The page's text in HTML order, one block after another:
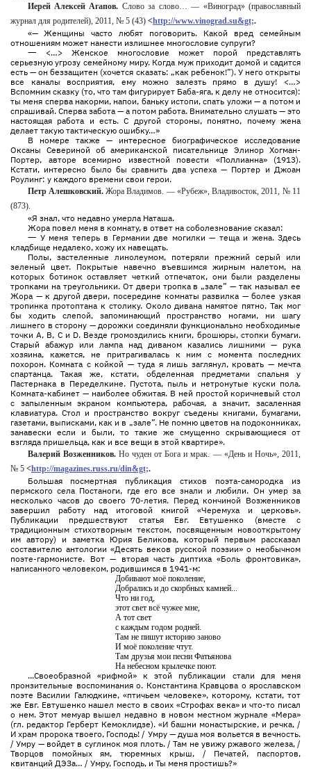
Иерей Алексей Агапов. Слово за слово… — «Виноград» (православный
журнал для родителей), 2011, № 5 (43) <http://www.vinograd.su&gt;.
«— Женщины часто любят поговорить. Какой вред семейным
отношениям может нанести излишнее многословие супруги?
—
<…> Женское многословие может порой представлять
серьезную угрозу семейному миру. Когда муж приходит домой и садится
есть — он беззащитен (хочется сказать: „как ребенок!”). У него открыты
все каналы восприятия, ему можно залезть прямо в душу! <…>
Вспомним сказку (то, что там фигурирует Баба-яга, к делу не относится):
ты меня сперва накорми, напои, баньку истопи, спать уложи — а потом и
спрашивай. Сперва забота — а потом работа. Внимательно слушать — это
настоящая работа и есть. С другой стороны, понятно, почему жена
делает такую тактическую ошибку…»
В номере также — интересное биографическое исследование
Оксаны Севериной об американской писательнице Элинор Хогман-
Портер, авторе всемирно известной повести «Поллианна» (1913).
Кстати, интересно было бы сравнить два успеха — Портер и Джоан
Роулинг: у каждого времени свои герои.
Петр Алешковский.Жора Владимов. — «Рубеж», Владивосток, 2011, № 11
(873).
«Я знал, что недавно умерла Наташа.
Жора повел меня в комнату, в ответ на соболезнование сказал:
—У меня теперь в Германии две могилки — теща и жена. Здесь
кладбище недалеко, хожу их навещать.
Полы, застеленные линолеумом, потеряли прежний серый или
зеленый цвет. Покрытые навечно въевшимся жирным налетом, на
которых ботинок оставляет четкий отпечаток, они были разделены
тропками на треугольники. От двери тропка в „зале” — так называл ее
Жора — к другой двери, посередине комнаты развилка — более узкая
тропинка протоптана к столику. Около дивана намятое пятно. Так мог
бы ходить слепой, запоминающий пространство ногами, ни шагу
лишнего в сторону — дорожки соединяли функционально необходимые
точки А, В, С и D. Везде громоздились книги, брошюры, стопки бумаги.
Старый абажур или лампа над диваном казались лишними — рука
хозяина, кажется, не притрагивалась к ним с момента последних
похорон. Комната с койкой — туда я лишь заглянул, кровать — мечта
спартанца. Такая же, кстати, обделенная предметами спальня у
Пастернака в Переделкине. Пустота, пыль и нетронутые куски пола.
Комната-кабинет — наиболее обжитая. В ней простой коричневый стол
с запыленным экраном компьютера, рабочая, а значит, засаленная
клавиатура. Стол и пространство вокруг съедены книгами, бумагами,
газетами, выписками, как и в „зале”. Не помню цветов на подоконниках,
занавески если и были, то такие же смущенно скрывающиеся от
взгляда пришельца, как и все вещи в этой квартире».
Валерий Возженников. Но чуден от Бога и мрак. — «День и Ночь», 2011,
№ 5 <http://magazines.russ.ru/din&gt;.
Большая посмертная публикация стихов поэта-самородка из
пермского села Постаноги, где его все знали и любили. Он умер за
несколько часов до своего 70-летия. Перед кончиной Возженников
завершил работу над итоговой книгой «Черемуха и церковь».
Публикации предшествуют статья Евг. Евтушенко (вместе с
традиционным стихотворным текстом, посвященным новооткрытому
им автору) и заметка Юрия Беликова, который первым рассказал
составителю антологии «Десять веков русской поэзии» о необычном
поэте-гармонисте. Вот — вторая часть диптиха «Боль фронтовика»,
написанного человеком, родившимся в 1941-м:
Добивают моё поколение,
Добрались и до скорбных камней...
Что ни год,
этот свет всё чужее мне,
А тот свет
с каждым годом родней.
Там не пишут историю заново
И моё поколение чтут.
Там друзья мои песни Фатьянова
На небесном крылечке поют.
...Своеобразной «рифмой» к этой публикации стали для меня
пронзительные воспоминания о. Константина Кравцова о ярославском
поэте Василии Галюдкине, «птичьем человеке», которому, кстати, тот
же Евг. Евтушенко нашел место в своих «Строфах века» и что-то писал
о нем. Этот мемуар вышел недавно в новом местном журнале «Мера»
(гл. редактор Герберт Кемоклидзе). «И башни монастырские, и речка, /
И храм пророка твоего, Господь! / Умру — душа моя вольется в вечность.
/ Умру — войдет в суглинок моя плоть. / Там не увижу ржавого железа, /
Творцов помойных ям, тюремных крыш, / Печатей, паспортов,
квитанций ДЭЗа… / Умру, Господь, и Ты меня простишь?»